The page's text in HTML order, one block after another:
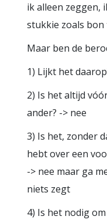
ik alleen zeggen,
stukkie zoals bon
Maar ben de
1) Lijkt het
2) Is het altijd
ander? -> nee
3) Is het, zonder
hebt over een
-> nee maar ga
niets zegt
4) Is het nodig